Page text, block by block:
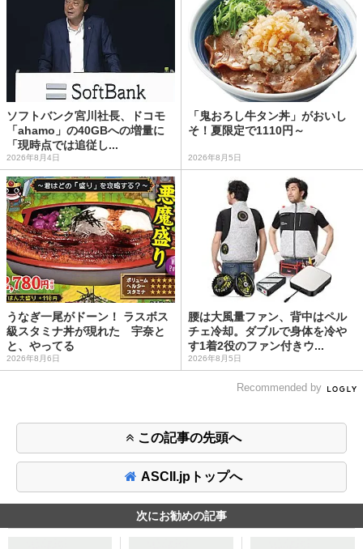
ソフトバンク宮川社長、ドコモ
「ahamo」の40GBへの増量に
「現時点では追従し...
2026年8月4日
「鬼おろし牛タン丼」がおいし
そ！夏限定で1110円～
2026年8月5日
うなぎ一尾がドーン！ ラスボス
級スタミナ丼が現れた 宇奈と
と、やってる
2026年8月6日
腰は大風量ファン、背中はペル
チェ冷却。ダブルで身体を冷や
す1着2役のファン付きウ...
2026年8月5日
Recommended by
この記事の先頭へ
ASCII.jpトップへ
次にお勧めの記事